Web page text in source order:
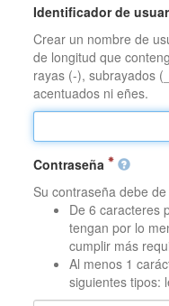
Identificador de
Crear un nombre de
de longitud que
rayas (-), subrayados
acentuados ni eñes.
Contraseña
Su contraseña debe
De 6 caracteres
tengan por lo
cumplir más
Al menos 1
siguientes tipos: